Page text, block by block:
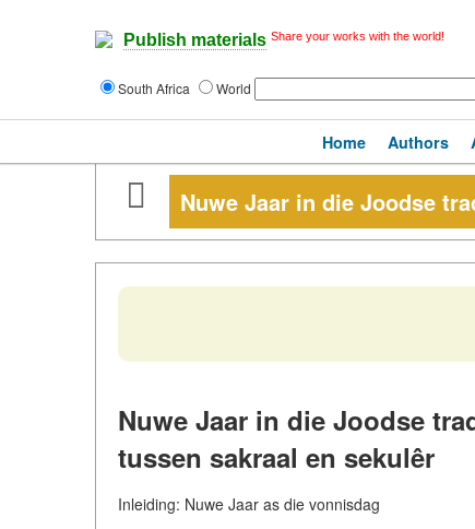
Publish materials Share your works with the world!
South Africa World
Home Authors
Nuwe Jaar in die Joodse
Nuwe Jaar in die Joodse
tussen sakraal en sekulêr
Inleiding: Nuwe Jaar as die vonnisdag